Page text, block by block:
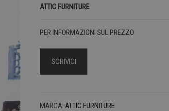
ATTIC FURNITURE
PER INFORMAZIONI SUL PREZZO
SCRIVICI
MARCA: ATTIC FURNITURE